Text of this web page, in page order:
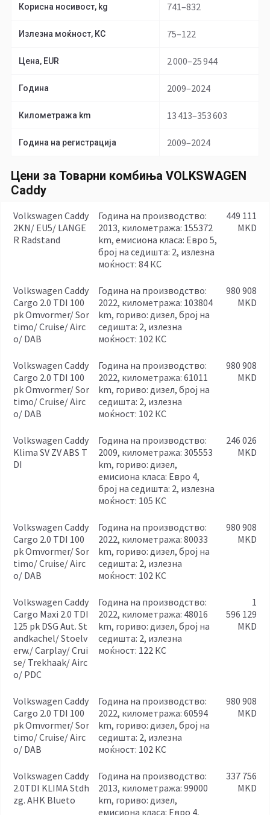
Корисна носивост, kg 741–832
Излезна моќност, КС 75–122
Цена, EUR 2 000–25 944
Година 2009–2024
Километража km 13 413–353 603
Година на регистрација 2009–2024
Цени за Товарни комбиња VOLKSWAGEN
Caddy
Volkswagen Caddy
2KN/ EU5/ LANGE
R Radstand
година на производство:
2013, километража: 155372
km, емисиона класа: Евро 5,
број на седишта: 2, излезна
моќност: 84 КС
449 111
MKD
Volkswagen Caddy
Cargo 2.0 TDI 100
pk Omvormer/ Sor
timo/ Cruise/ Airc
o/ DAB
година на производство:
2022, километража: 103804
km, гориво: дизел, број на
седишта: 2, излезна
моќност: 102 КС
980 908
MKD
Volkswagen Caddy
Cargo 2.0 TDI 100
pk Omvormer/ Sor
timo/ Cruise/ Airc
o/ DAB
година на производство:
2022, километража: 61011
km, гориво: дизел, број на
седишта: 2, излезна
моќност: 102 КС
980 908
MKD
Volkswagen Caddy
Klima SV ZV ABS T
DI
година на производство:
2009, километража: 305553
km, гориво: дизел,
емисиона класа: Евро 4,
број на седишта: 2, излезна
моќност: 105 КС
246 026
MKD
Volkswagen Caddy
Cargo 2.0 TDI 100
pk Omvormer/ Sor
timo/ Cruise/ Airc
o/ DAB
година на производство:
2022, километража: 80033
km, гориво: дизел, број на
седишта: 2, излезна
моќност: 102 КС
980 908
MKD
Volkswagen Caddy
Cargo Maxi 2.0 TDI
125 pk DSG Aut. St
andkachel/ Stoelv
erw./ Carplay/ Crui
se/ Trekhaak/ Airc
o/ PDC
година на производство:
2022, километража: 48016
km, гориво: дизел, број на
седишта: 2, излезна
моќност: 122 КС
1
596 129
MKD
Volkswagen Caddy
Cargo 2.0 TDI 100
pk Omvormer/ Sor
timo/ Cruise/ Airc
o/ DAB
година на производство:
2022, километража: 60594
km, гориво: дизел, број на
седишта: 2, излезна
моќност: 102 КС
980 908
MKD
Volkswagen Caddy
2.0TDI KLIMA Stdh
zg. AHK Blueto
година на производство:
2013, километража: 99000
km, гориво: дизел,
емисиона класа: Евро 4,
337 756
MKD